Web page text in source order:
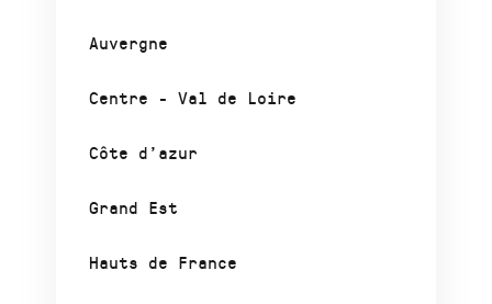
Auvergne
Centre - Val de Loire
Côte d’azur
Grand Est
Hauts de France